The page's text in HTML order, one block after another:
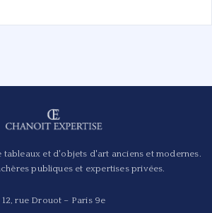
et d'objets d'art anciens et modernes.
publiques et expertises privées.
12, rue Drouot – Paris 9e